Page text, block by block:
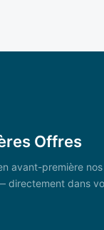
Offres
avant-première nos
directement dans